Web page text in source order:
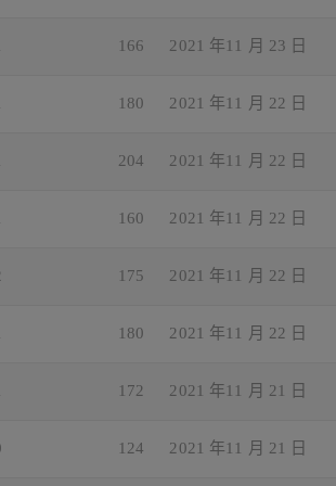
166 2021 年11 月 23 日
180 2021 年11 月 22 日
204 2021 年11 月 22 日
160 2021 年11 月 22 日
175 2021 年11 月 22 日
180 2021 年11 月 22 日
172 2021 年11 月 21 日
124 2021 年11 月 21 日